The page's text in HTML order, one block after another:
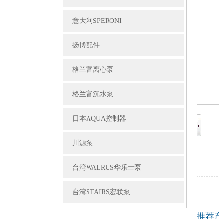
意大利SPERONI
扬博配件
格兰富离心泵
格兰富沉水泵
日本AQUA控制器
川源泵
台湾WALRUS华乐士泵
台湾STAIRS宏联泵
推荐